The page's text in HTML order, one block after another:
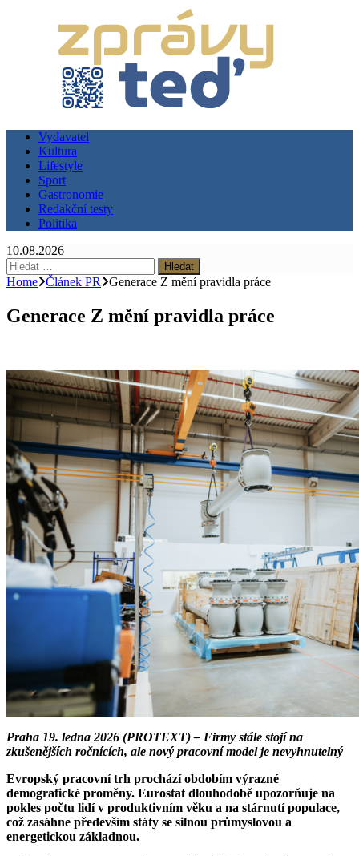
Vydavatel
Kultura
Lifestyle
Sport
Gastronomie
Redakční testy
Politika
10.08.2026
Vyhledávání
Home Článek PR Generace Z mění pravidla práce
Generace Z mění pravidla práce
Praha 19. ledna 2026 (PROTEXT) – Firmy stále stojí na
zkušenějších ročnících, ale nový pracovní model je nevyhnutelný
Evropský pracovní trh prochází obdobím výrazné
demografické proměny. Eurostat dlouhodobě upozorňuje na
pokles počtu lidí v produktivním věku a na stárnutí populace,
což zasáhne především státy se silnou průmyslovou a
energetickou základnou.